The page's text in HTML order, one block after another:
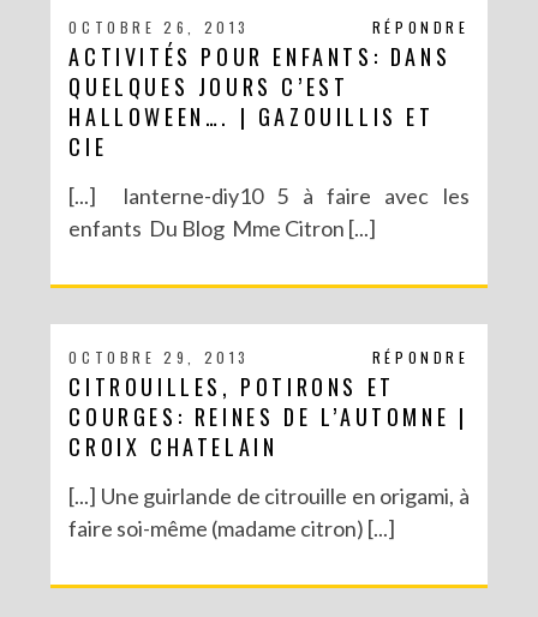
RÉPONDRE
OCTOBRE 26, 2013
ACTIVITÉS POUR ENFANTS: DANS
QUELQUES JOURS C’EST
HALLOWEEN…. | GAZOUILLIS ET
CIE
[...] lanterne-diy10 5 à faire avec les
enfants Du Blog Mme Citron [...]
RÉPONDRE
OCTOBRE 29, 2013
CITROUILLES, POTIRONS ET
COURGES: REINES DE L’AUTOMNE |
CROIX CHATELAIN
[...] Une guirlande de citrouille en origami, à
faire soi-même (madame citron) [...]